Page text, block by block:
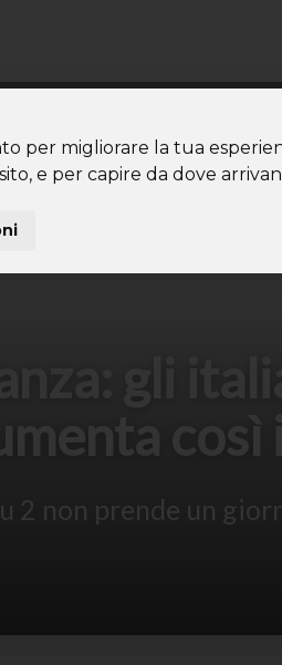
per migliorare la tua
e per capire da dove
2 non prende un